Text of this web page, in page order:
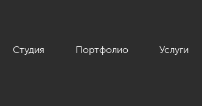
Студия Портфолио Услуги